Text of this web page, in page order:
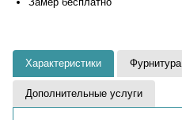
Характеристики Фурнитура
Дополнительные услуги